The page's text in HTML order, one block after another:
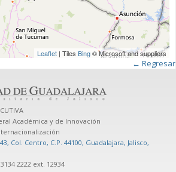
Leaflet | Tiles Bing© Microsoft and suppliers
← Regresar
Académica y de Innovación
Col. Centro, C.P. 44100, Guadalajara, Jalisco,
2222 ext. 12934